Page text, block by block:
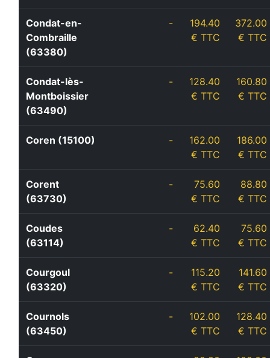
Condat-en-
Combraille
(63380)
-
194.40
€ TTC
372.00
€ TTC
Condat-lès-
Montboissier
(63490)
-
128.40
€ TTC
160.80
€ TTC
Coren (15100) -
162.00
€ TTC
186.00
€ TTC
Corent
(63730)
-
75.60
€ TTC
88.80
€ TTC
Coudes
(63114)
-
62.40
€ TTC
75.60
€ TTC
Courgoul
(63320)
-
115.20
€ TTC
141.60
€ TTC
Cournols
(63450)
-
102.00
€ TTC
128.40
€ TTC